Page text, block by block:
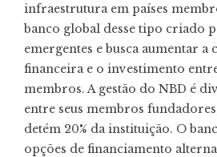
infraestrutura em países
banco global desse tipo criado
emergentes e busca aumentar a
financeira e o investimento
membros. A gestão do NBD é
entre seus membros
detém 20% da instituição. O
opções de financiamento